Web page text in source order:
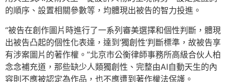
的順序、設置相關參數等，均體現出被告的智力投進。
“被告在創作圖片時進行了一系列審美選擇和個性判斷，體現
出被告凸起的個性化表達，達到‘獨創性’判斷標準，故被告享
有涉案圖片的著作權。”北京市公衡律師事務所高級合伙人柏
念念補充道，那些缺少人類獨創性、完整由AI自動天生的內
容則不應被認定為作品，也不應遭到著作權法保護。